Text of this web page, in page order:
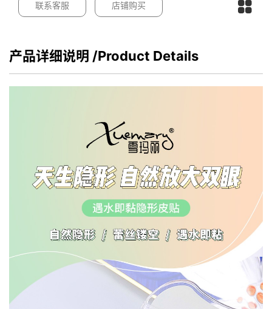
联系客服 店铺购买
产品详细说明 /Product Details